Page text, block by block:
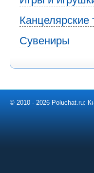
Канцелярские
Сувениры
© 2010 - 2026 Poluchat.ru: